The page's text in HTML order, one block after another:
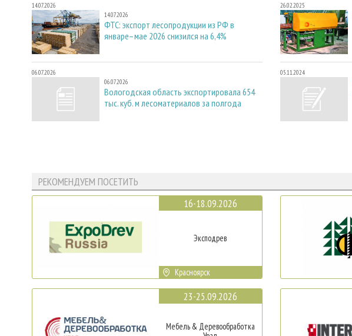
14.07.2026
14.07.2026
ФТС: экспорт лесопродукции из РФ в
январе–мае 2026 снизился на 6,4%
06.07.2026
06.07.2026
Вологодская область экспортировала 654
тыс. куб. м лесоматериалов за полгода
26.02.2025
05.11.2024
РЕКОМЕНДУЕМ ПОСЕТИТЬ
16-18.09.2026
Эксподрев
Красноярск
23-25.09.2026
Мебель & Деревообработка